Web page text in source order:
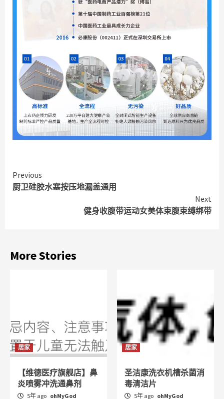
Continue
Reading
Previous
厨卫硅胶水塞按压地漏盖通用
Next
健身收腹带运动女美体束腹束缚绑带
More Stories
居家
【维德医疗旗舰店】鼻
炎喷雾冲洗通鼻剂
5年 ago ohMyGod
居家
圣洁康洗衣机槽杀菌消
毒清洁片
5年 ago ohMyGod